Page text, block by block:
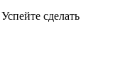
сделать